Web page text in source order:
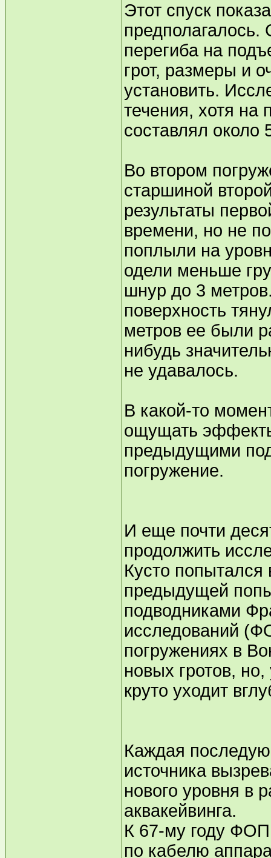
Этот спуск
перегиба на
грот, размеры и
установить.
течения, хотя на
составлял около
Во втором
старшиной
результаты
времени, но не
поплыли на
одели меньше
шнур до 3
поверхность
метров ее были
нибудь
не удавалось.
В какой-то
ощущать
предыдущими
погружение.
И еще почти
продолжить
Кусто попытался
предыдущей
подводниками
исследований
погружениях в
новых гротов,
круто уходит
Каждая
источника
нового уровня в
аквакейвинга.
К 67-му году
по кабелю